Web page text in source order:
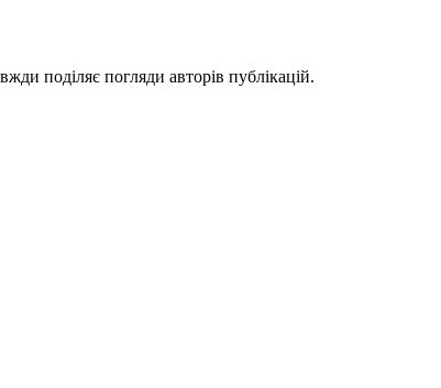
поділяє погляди авторів публікацій.